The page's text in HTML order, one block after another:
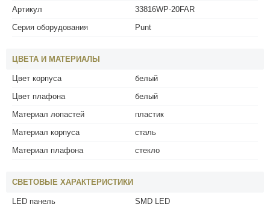
Артикул
33816WP-20FAR
Серия оборудования
Punt
ЦВЕТА И МАТЕРИАЛЫ
Цвет корпуса
белый
Цвет плафона
белый
Материал лопастей
пластик
Материал корпуса
сталь
Материал плафона
стекло
СВЕТОВЫЕ ХАРАКТЕРИСТИКИ
LED панель
SMD LED